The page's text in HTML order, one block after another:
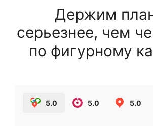
Держим
серьезнее, чем
по фигурному
5.0 5.0 5.0